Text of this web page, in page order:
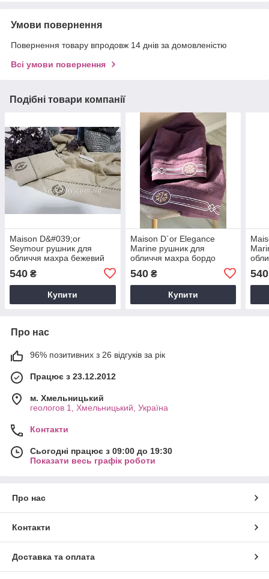
Умови повернення
Повернення товару впродовж 14 днів за домовленістю
Всі умови повернення
Подібні товари компанії
Maison D&#039;or
Seymour рушник для
обличчя махра бежевий
540 ₴
Купити
Maison D´or Elegance
Marine рушник для
обличчя махра бордо
540₴
Купити
540
Про нас
96% позитивних з 26 відгуків за рік
Працює з 23.12.2012
м. Хмельницький
геологов 1, Хмельницький, Україна
Контакти
Сьогодні працює з 09:00 до 19:30
Показати весь графік роботи
Про нас
Контакти
Доставка та оплата